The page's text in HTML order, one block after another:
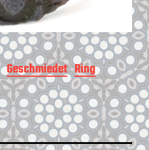
Geschmiedet Ring